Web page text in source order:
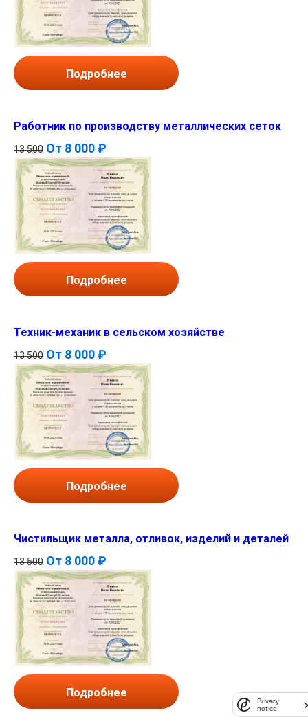
Подробнее
Работник по производству металлических сеток
13 500 От 8 000 ₽
Подробнее
Техник-механик в сельском хозяйстве
13 500 От 8 000 ₽
Подробнее
Чистильщик металла, отливок, изделий и деталей
13 500 От 8 000 ₽
Подробнее
Privacy
notice